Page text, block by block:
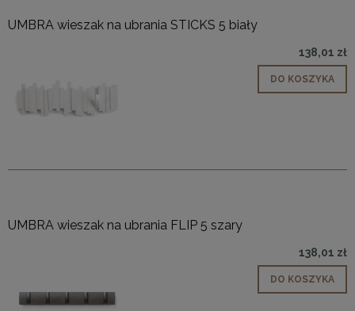
UMBRA wieszak na ubrania STICKS 5 biały
138,01 zł
DO KOSZYKA
UMBRA wieszak na ubrania FLIP 5 szary
138,01 zł
DO KOSZYKA